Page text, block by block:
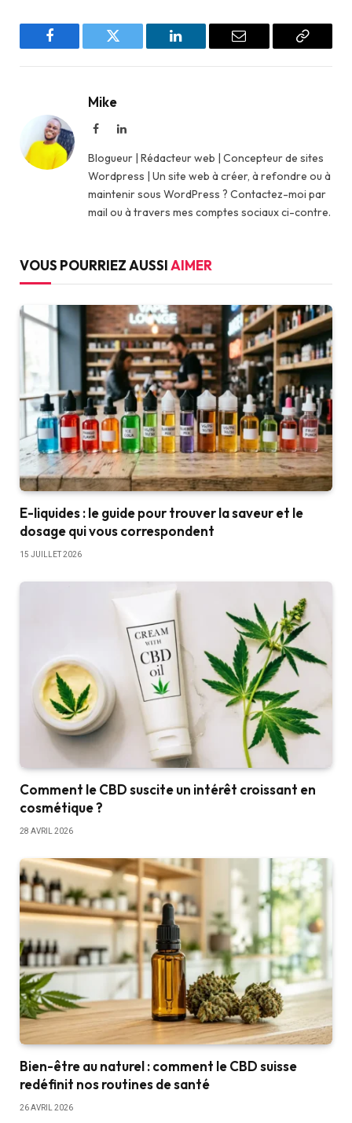
Facebook Twitter LinkedIn Email
Copy
Mike
FacebookLinkedIn
Blogueur | Rédacteur web | Concepteur de sites
Wordpress | Un site web à créer, à refondre ou à
maintenir sous WordPress ? Contactez-moi par
mail ou à travers mes comptes sociaux ci-contre.
VOUS POURRIEZ AUSSIAIMER
E-liquides : le guide pour trouver la saveur et le
dosage qui vous correspondent
15 JUILLET 2026
Comment le CBD suscite un intérêt croissant en
cosmétique ?
28 AVRIL 2026
Bien-être au naturel : comment le CBD suisse
redéfinit nos routines de santé
26 AVRIL 2026